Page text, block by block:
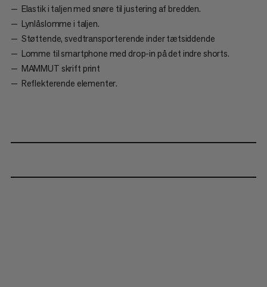
Elastik i taljen med snøre til justering af bredden.
Lynlåslomme i taljen.
Støttende, svedtransporterende inder tætsiddende
Lomme til smartphone med drop-in på det indre shorts.
MAMMUT skrift print
Reflekterende elementer.